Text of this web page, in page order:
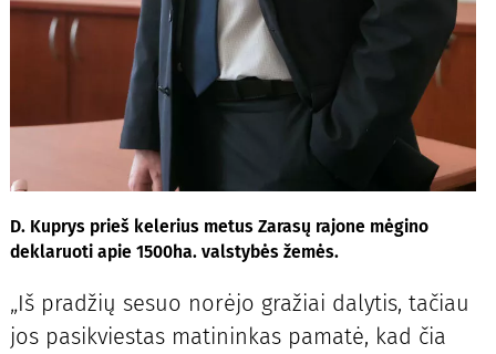
D. Kuprys prieš kelerius metus Zarasų rajone mėgino
deklaruoti apie 1500ha. valstybės žemės.
„Iš pradžių sesuo norėjo gražiai dalytis, tačiau
jos pasikviestas matininkas pamatė, kad čia